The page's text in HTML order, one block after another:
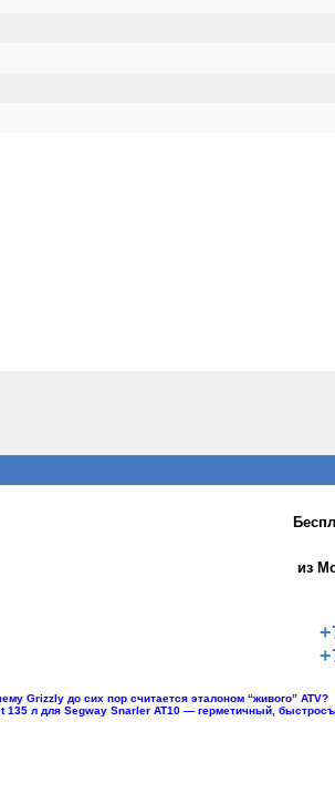
из
Grizzly до сих пор считается эталоном “живого” ATV?
135 л для Segway Snarler AT10 — герметичный,